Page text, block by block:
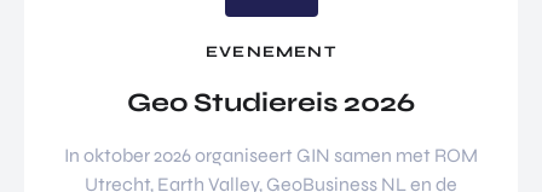
EVENEMENT
Geo Studiereis 2026
In oktober 2026 organiseert GIN samen met ROM
Utrecht, Earth Valley, GeoBusiness NL en de